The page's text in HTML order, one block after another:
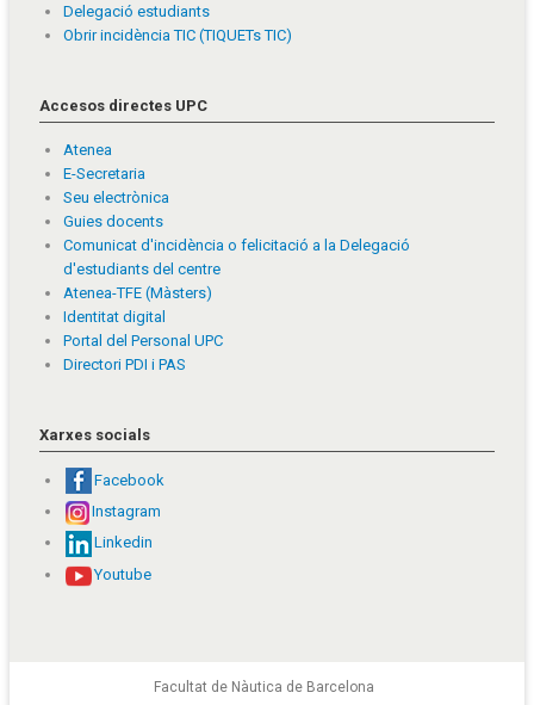
Delegació estudiants
Obrir incidència TIC (TIQUETs TIC)
Accesos directes UPC
Atenea
E-Secretaria
Seu electrònica
Guies docents
Comunicat d'incidència o felicitació a la Delegació
d'estudiants del centre
Atenea-TFE (Màsters)
Identitat digital
Portal del Personal UPC
Directori PDI i PAS
Xarxes socials
Facebook
Instagram
Linkedin
Youtube
Facultat de Nàutica de Barcelona